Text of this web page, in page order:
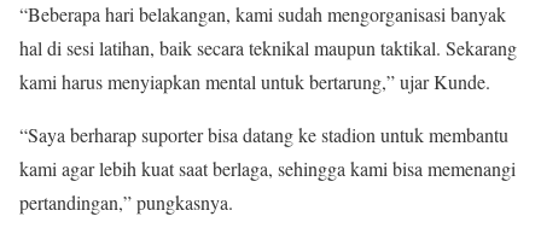
“Beberapa hari belakangan, kami sudah mengorganisasi banyak
hal di sesi latihan, baik secara teknikal maupun taktikal. Sekarang
kami harus menyiapkan mental untuk bertarung,” ujar Kunde.
“Saya berharap suporter bisa datang ke stadion untuk membantu
kami agar lebih kuat saat berlaga, sehingga kami bisa memenangi
pertandingan,” pungkasnya.